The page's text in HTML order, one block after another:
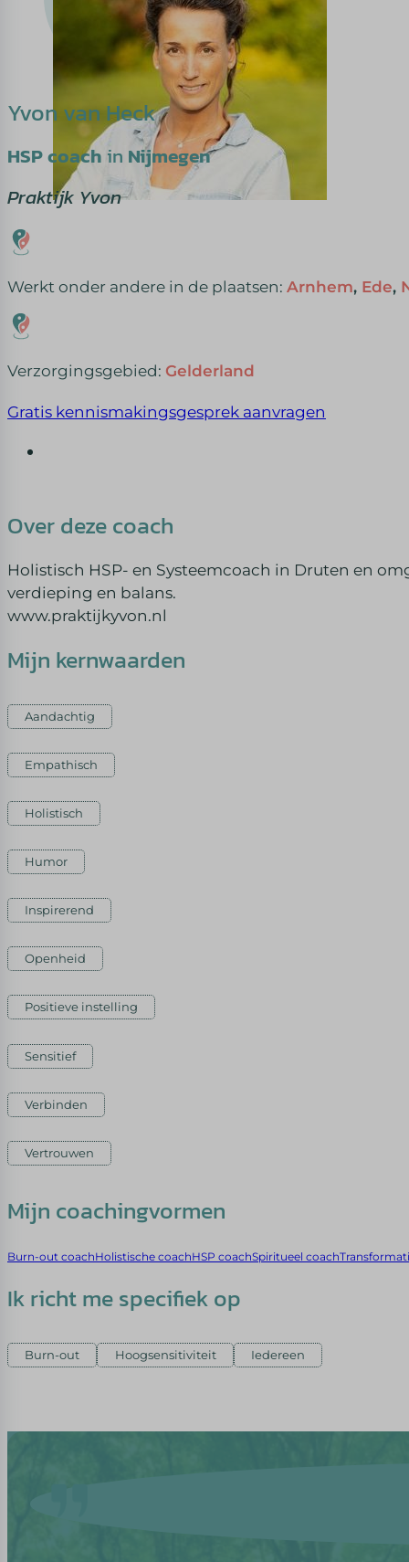
Yvon van Heck
HSP coach in Nijmegen
Praktijk Yvon
Werkt onder andere in de plaatsen: Arnhem, Ede,
Verzorgingsgebied: Gelderland
Gratis kennismakingsgesprek aanvragen
Over deze coach
Holistisch HSP- en Systeemcoach in Druten en
verdieping en balans.
www.praktijkyvon.nl
Mijn kernwaarden
Aandachtig
Empathisch
Holistisch
Humor
Inspirerend
Openheid
Positieve instelling
Sensitief
Verbinden
Vertrouwen
Mijn coachingvormen
Burn-out coachHolistische coachHSP coachSpiritueel coach
Ik richt me specifiek op
Burn-out Hoogsensitiviteit Iedereen